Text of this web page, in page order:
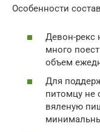
Особенности
Девон-рекс
много
объем
Для
питомцу не
вяленую